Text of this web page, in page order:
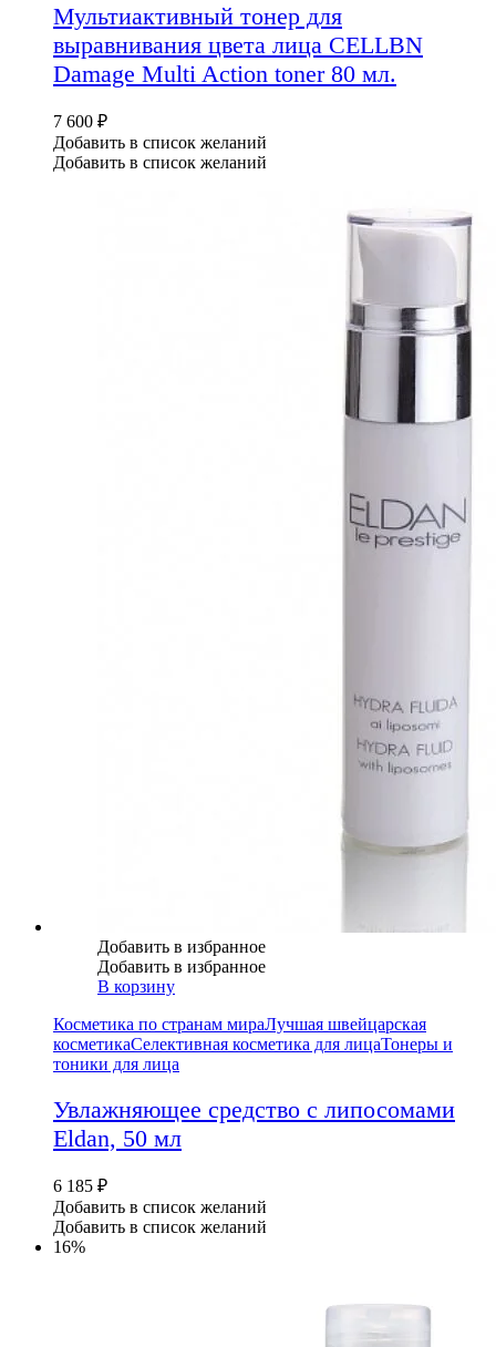
Мультиактивный тонер для
выравнивания цвета лица CELLBN
Damage Multi Action toner 80 мл.
7 600 ₽
Добавить в список желаний
Добавить в список желаний
Добавить в избранное
Добавить в избранное
В корзину
Косметика по странам мираЛучшая швейцарская
косметикаСелективная косметика для лицаТонеры и
тоники для лица
Увлажняющее средство с липосомами
Eldan, 50 мл
6 185 ₽
Добавить в список желаний
Добавить в список желаний
16%